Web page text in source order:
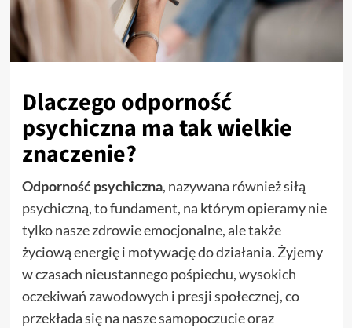
Dlaczego odporność
psychiczna ma tak wielkie
znaczenie?
Odporność psychiczna, nazywana również siłą
psychiczną, to fundament, na którym opieramy nie
tylko nasze zdrowie emocjonalne, ale także
życiową energię i motywację do działania. Żyjemy
w czasach nieustannego pośpiechu, wysokich
oczekiwań zawodowych i presji społecznej, co
przekłada się na nasze samopoczucie oraz